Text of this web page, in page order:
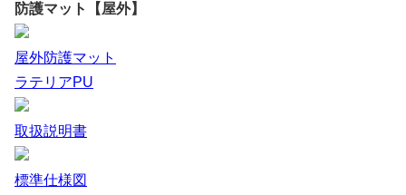
防護マット【屋外】
屋外防護マット
ラテリアPU
取扱説明書
標準仕様図